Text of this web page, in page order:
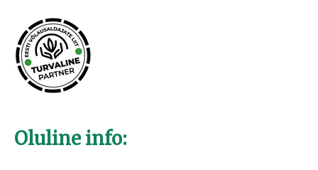
Oluline info: